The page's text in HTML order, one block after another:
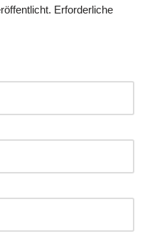
Erforderliche